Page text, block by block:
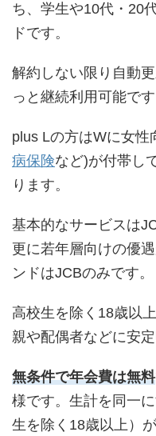
ち、学生や10代・20
ドです。
解約しない限り自動
っと継続利用可能です
plus Lの方はWに女性
病保険など)が付帯し
ります。
基本的なサービスは
更に若年層向けの優
ンドはJCBのみです。
高校生を除く18歳以
親や配偶者などに安
無条件で年会費は無料
様です。生計を同一
生を除く18歳以上）